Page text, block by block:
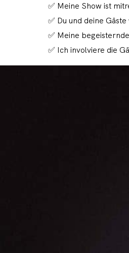
✅ Meine Show ist
✅ Du und deine
✅ Meine
✅ Ich involviere die